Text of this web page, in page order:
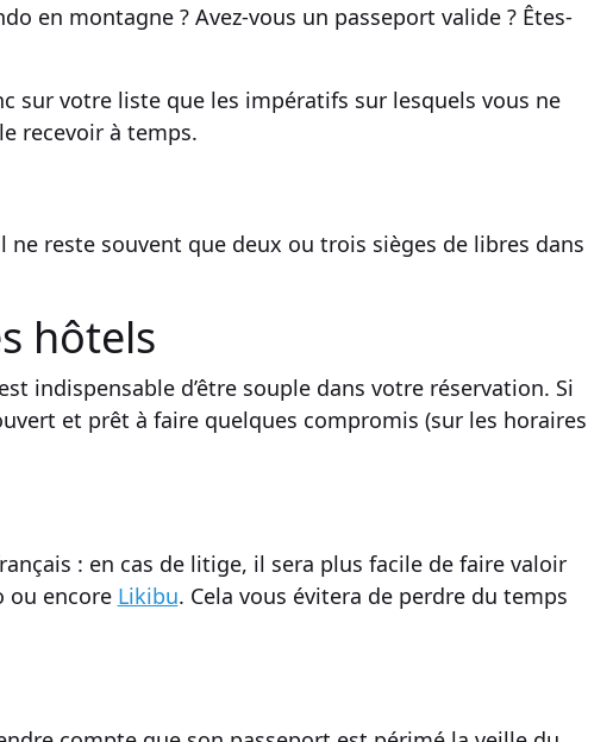
en montagne ? Avez-vous un passeport valide ? Êtes-
sur votre liste que les impératifs sur lesquels vous ne
recevoir à temps.
ne reste souvent que deux ou trois sièges de libres dans
hôtels
indispensable d’être souple dans votre réservation. Si
et prêt à faire quelques compromis (sur les horaires
: en cas de litige, il sera plus facile de faire valoir
ou encore Likibu. Cela vous évitera de perdre du temps